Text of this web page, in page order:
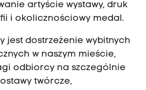
artyście wystawy, druk
i okolicznościowy medal.
jest dostrzeżenie wybitnych
w naszym mieście,
odbiorcy na szczególnie
twórcze,